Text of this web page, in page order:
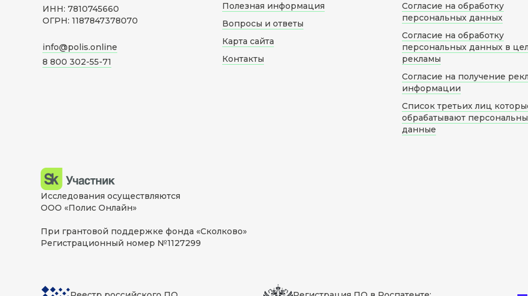
ИНН: 7810745660
ОГРН: 1187847378070
info@polis.online
8 800 302-55-71
Полезная информация
Вопросы и ответы
Карта сайта
Контакты
Согласие на обработку
персональных данных
Согласие на обработку
персональных данных в
рекламы
Согласие на получение
информации
Список третьих лиц
обрабатывают
данные
Исследования осуществляются
ООО «Полис Онлайн»
При грантовой поддержке фонда «Сколково»
Регистрационный номер №1127299